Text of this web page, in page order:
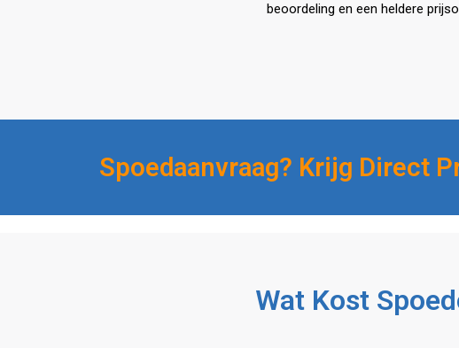
beoordeling en een heldere
Spoedaanvraag? Krijg Direct
Wat Kost